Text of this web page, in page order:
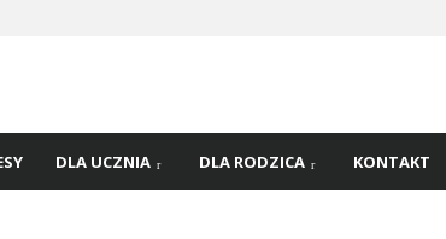
DLA UCZNIA DLA RODZICA KONTAKT